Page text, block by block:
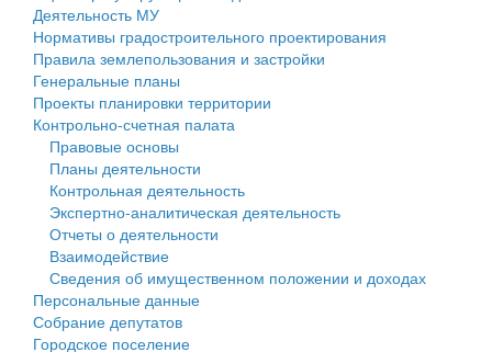
Генеральные планы
Проекты планировки территории
Собрание депутатов
Городское поселение
Сельские поселения
Деятельность МУ
Нормативы градостроительного проектирования
Правила землепользования и застройки
Генеральные планы
Проекты планировки территории
Контрольно-счетная палата
Правовые основы
Планы деятельности
Контрольная деятельность
Экспертно-аналитическая деятельность
Отчеты о деятельности
Взаимодействие
Сведения об имущественном положении и доходах
Персональные данные
Собрание депутатов
Городское поселение